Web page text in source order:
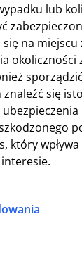
lub
na
się